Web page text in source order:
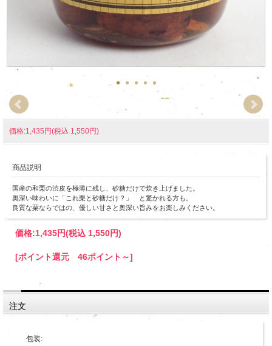
価格:1,435円(税込 1,550円)
商品説明
国産の和栗の渋皮を極薄に残し、砂糖だけで炊き上げました。
奥深い味わいに「これ栗と砂糖だけ？」 と驚かれる方も。
良質な栗ならではの、優しい甘さと奥深い旨みをお楽しみください。
価格:1,435円(税込 1,550円)
[ポイント還元 46ポイント～]
注文
包装: